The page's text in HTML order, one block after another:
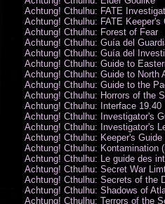
Achtung! Cthulhu: FATE
Achtung! Cthulhu: FATE Keeper's
Achtung! Cthulhu: Forest of Fear
Achtung! Cthulhu: Guía del
Achtung! Cthulhu: Guía del
Achtung! Cthulhu: Guide to
Achtung! Cthulhu: Guide to North
Achtung! Cthulhu: Guide to the
Achtung! Cthulhu: Horrors of the
Achtung! Cthulhu: Interface 19.40
Achtung! Cthulhu: Investigator's
Achtung! Cthulhu: Investigator's
Achtung! Cthulhu: Keeper's Guide
Achtung! Cthulhu: Kontamination
Achtung! Cthulhu: Le guide des
Achtung! Cthulhu: Secret War
Achtung! Cthulhu: Secrets of the
Achtung! Cthulhu: Shadows of
Achtung! Cthulhu: Terrors of the